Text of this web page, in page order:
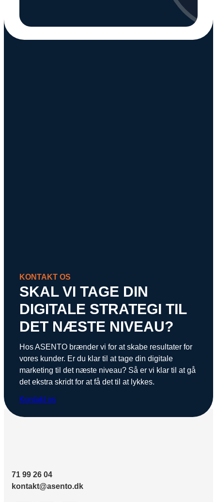
KONTAKT OS
SKAL VI TAGE DIN
DIGITALE STRATEGI TIL
DET NÆSTE NIVEAU?
Hos ASENTO brænder vi for at skabe resultater for
vores kunder. Er du klar til at tage din digitale
marketing til det næste niveau? Så er vi klar til at gå
det ekstra skridt for at få det til at lykkes.
Kontakt os
71 99 26 04
kontakt@asento.dk